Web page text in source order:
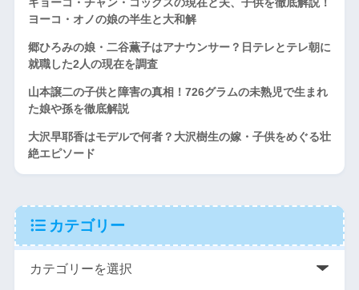
ヨーコ・オノの娘の半生と大和解
郷ひろみの娘・二谷薫子はアナウンサー？日テレとテレ朝に
就職した2人の現在を調査
山本譲二の子供と障害の真相！726グラムの未熟児で生まれ
た娘や孫を徹底解説
大沢早耶香はモデルで何者？大沢樹生の嫁・子供をめぐる壮
絶エピソード
カテゴリー